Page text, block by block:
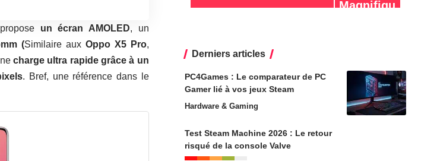
un écran AMOLED, un
(Similaire aux Oppo X5 Pro,
charge ultra rapide grâce à un
. Bref, une référence dans le
Magnifiqu
Derniers articles
PC4Games : Le comparateur de PC
Gamer lié à vos jeux Steam
Hardware & Gaming
Test Steam Machine 2026 : Le retour
risqué de la console Valve